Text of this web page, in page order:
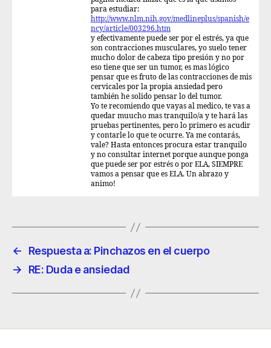
para estudiar:
http://www.nlm.nih.gov/medlineplus/spanish/e
ncy/article/003296.htm
y efectivamente puede ser por el estrés, ya que
son contracciones musculares, yo suelo tener
mucho dolor de cabeza tipo presión y no por
eso tiene que ser un tumor, es mas lógico
pensar que es fruto de las contracciones de mis
cervicales por la propia ansiedad pero
también he solido pensar lo del tumor.
Yo te recomiendo que vayas al medico, te vas a
quedar muucho mas tranquilo/a y te hará las
pruebas pertinentes, pero lo primero es acudir
y contarle lo que te ocurre. Ya me contarás,
vale? Hasta entonces procura estar tranquilo
y no consultar internet porque aunque ponga
que puede ser por estrés o por ELA, SIEMPRE
vamos a pensar que es ELA. Un abrazo y
animo!
←
Respuesta a: Pinchazos en el cuerpo
→
RE: Duda e ansiedad